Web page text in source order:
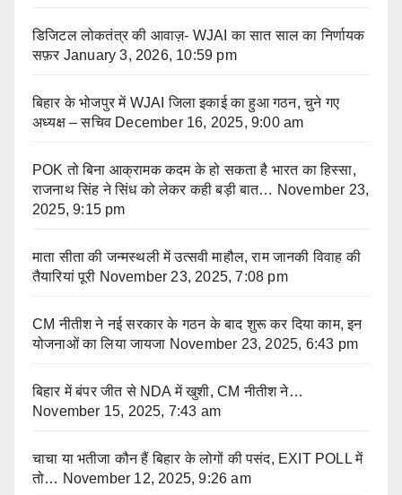
डिजिटल लोकतंत्र की आवाज़- WJAI का सात साल का निर्णायक
सफ़र January 3, 2026, 10:59 pm
बिहार के भोजपुर में WJAI जिला इकाई का हुआ गठन, चुने गए
अध्यक्ष – सचिव December 16, 2025, 9:00 am
POK तो बिना आक्रामक कदम के हो सकता है भारत का हिस्सा,
राजनाथ सिंह ने सिंध को लेकर कही बड़ी बात… November 23,
2025, 9:15 pm
माता सीता की जन्मस्थली में उत्सवी माहौल, राम जानकी विवाह की
तैयारियां पूरी November 23, 2025, 7:08 pm
CM नीतीश ने नई सरकार के गठन के बाद शुरू कर दिया काम, इन
योजनाओं का लिया जायजा November 23, 2025, 6:43 pm
बिहार में बंपर जीत से NDA में खुशी, CM नीतीश ने…
November 15, 2025, 7:43 am
चाचा या भतीजा कौन हैं बिहार के लोगों की पसंद, EXIT POLL में
तो… November 12, 2025, 9:26 am